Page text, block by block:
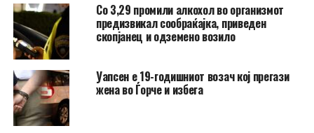
Со 3,29 промили алкохол во организмот
предизвикал сообраќајка, приведен
скопјанец и одземено возило
Уапсен е 19-годишниот возач кој прегази
жена во Ѓорче и избега